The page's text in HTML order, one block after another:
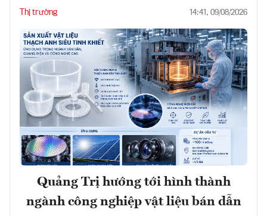
Thị trường 14:41, 09/08/2026
Quảng Trị hướng tới hình thành
ngành công nghiệp vật liệu bán dẫn